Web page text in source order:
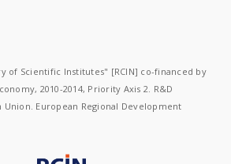
of Scientific Institutes" [RCIN] co-financed by
2010-2014, Priority Axis 2. R&D
European Regional Development